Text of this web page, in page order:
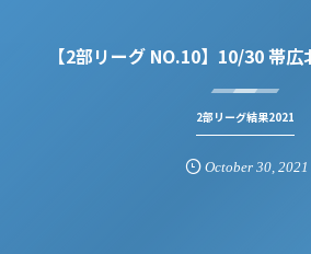
【2部リーグ NO.10】10/30 帯
2部リーグ結果2021
October 30,2021